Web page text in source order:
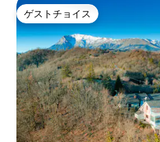
ゲストチョイス
ゲストチョイス